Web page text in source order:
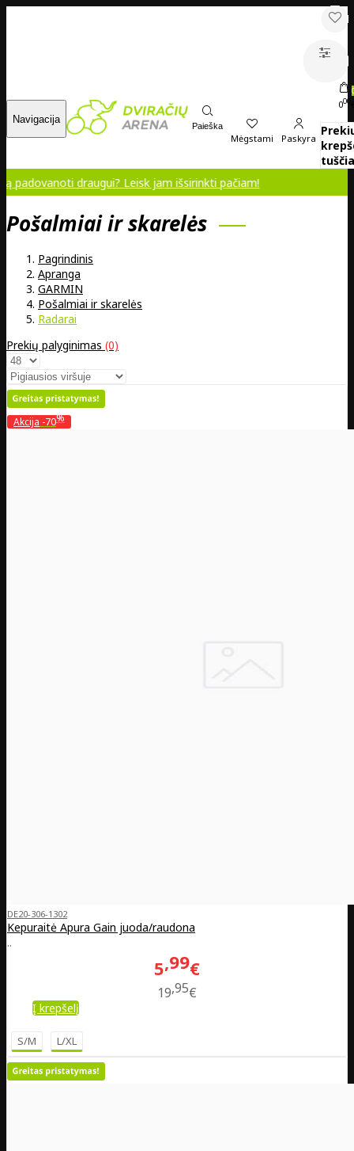
Navigacija
Paieška
Mėgstami Paskyra
000
draugui? Leisk jam išsirinkti pačiam!
Pošalmiai ir skarelės
Pagrindinis
Apranga
GARMIN
Pošalmiai ir skarelės
Radarai
Prekių palyginimas (0)
Akcija -70%
DE20-306-1302
Kepuraitė Apura Gain juoda/raudona
..
5 99€
19 95€
Į krepšelį
S/M L/XL